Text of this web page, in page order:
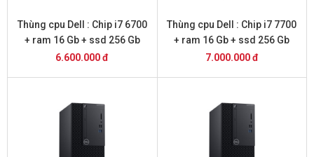
Thùng cpu Dell : Chip i7 6700
+ ram 16 Gb + ssd 256 Gb
6.600.000 đ
Thùng cpu Dell : Chip i7 7700
+ ram 16 Gb + ssd 256 Gb
7.000.000 đ